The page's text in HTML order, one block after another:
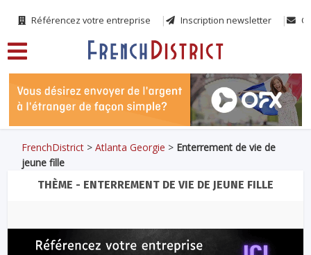
Référencez votre entreprise Inscription newsletter
FrenchDistrict >Atlanta Georgie > Enterrement de vie de
jeune fille
THÈME - ENTERREMENT DE VIE DE JEUNE FILLE